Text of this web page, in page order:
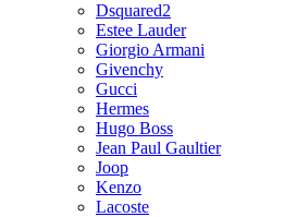
Dsquared2
Estee Lauder
Giorgio Armani
Givenchy
Gucci
Hermes
Hugo Boss
Jean Paul Gaultier
Joop
Kenzo
Lacoste